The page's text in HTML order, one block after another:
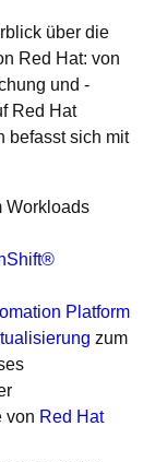
über die
Red Hat: von
und -
Red Hat
befasst sich mit
Workloads
Platform
zum
von Red Hat